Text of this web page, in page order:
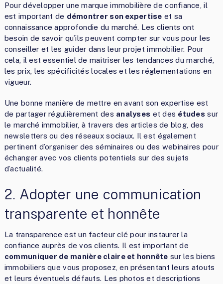
Pour développer une marque immobilière de confiance, il
est important de démontrer son expertise et sa
connaissance approfondie du marché. Les clients ont
besoin de savoir qu’ils peuvent compter sur vous pour les
conseiller et les guider dans leur projet immobilier. Pour
cela, il est essentiel de maîtriser les tendances du marché,
les prix, les spécificités locales et les réglementations en
vigueur.
Une bonne manière de mettre en avant son expertise est
de partager régulièrement des analyses et des études sur
le marché immobilier, à travers des articles de blog, des
newsletters ou des réseaux sociaux. Il est également
pertinent d’organiser des séminaires ou des webinaires pour
échanger avec vos clients potentiels sur des sujets
d’actualité.
2. Adopter une communication
transparente et honnête
La transparence est un facteur clé pour instaurer la
confiance auprès de vos clients. Il est important de
communiquer de manière claire et honnête sur les biens
immobiliers que vous proposez, en présentant leurs atouts
et leurs éventuels défauts. Les photos et descriptions